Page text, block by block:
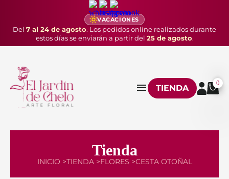
VACACIONES
Del 7 al 24 de agosto. Los pedidos online realizados durante
estos días se enviarán a partir del 25 de agosto.
TIENDA
0
Tienda
INICIO >TIENDA >FLORES >CESTA OTOÑAL